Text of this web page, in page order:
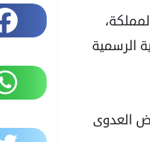
الرسمية
ظهرت عليه أعراض العدوى
Facebook
Twitter